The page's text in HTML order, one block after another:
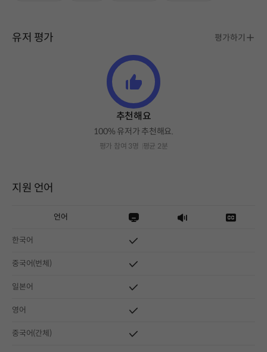
유저 평가 평가하기
추천해요
100% 유저가 추천해요.
평가 참여 3명 평균 2분
지원 언어
언어
한국어
중국어(번체)
일본어
영어
중국어(간체)